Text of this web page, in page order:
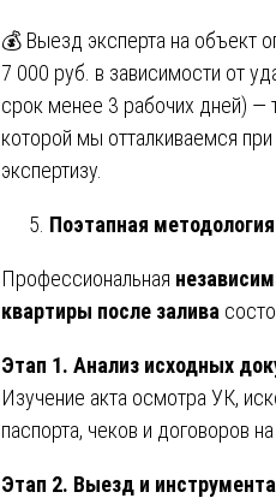
💰 Выезд эксперта на объект
7 000 руб. в зависимости от
срок менее 3 рабочих дней) —
которой мы отталкиваемся
экспертизу.
Поэтапная
Профессиональная
квартиры после залива
Этап 1. Анализ исходных
Изучение акта осмотра УК,
паспорта, чеков и договоров
Этап 2. Выезд и